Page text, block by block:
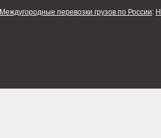
Междугородные перевозки грузов по России: